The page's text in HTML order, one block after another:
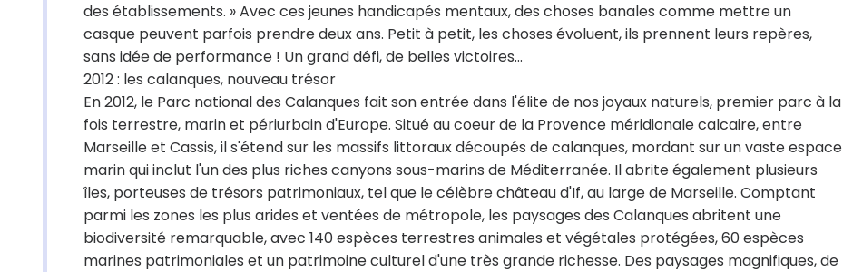
des établissements. » Avec ces jeunes handicapés mentaux, des choses banales comme mettre un
casque peuvent parfois prendre deux ans. Petit à petit, les choses évoluent, ils prennent leurs repères,
sans idée de performance ! Un grand défi, de belles victoires...
2012 : les calanques, nouveau trésor
En 2012, le Parc national des Calanques fait son entrée dans l'élite de nos joyaux naturels, premier parc à la
fois terrestre, marin et périurbain d'Europe. Situé au coeur de la Provence méridionale calcaire, entre
Marseille et Cassis, il s'étend sur les massifs littoraux découpés de calanques, mordant sur un vaste espace
marin qui inclut l'un des plus riches canyons sous-marins de Méditerranée. Il abrite également plusieurs
îles, porteuses de trésors patrimoniaux, tel que le célèbre château d'If, au large de Marseille. Comptant
parmi les zones les plus arides et ventées de métropole, les paysages des Calanques abritent une
biodiversité remarquable, avec 140 espèces terrestres animales et végétales protégées, 60 espèces
marines patrimoniales et un patrimoine culturel d'une très grande richesse. Des paysages magnifiques, de